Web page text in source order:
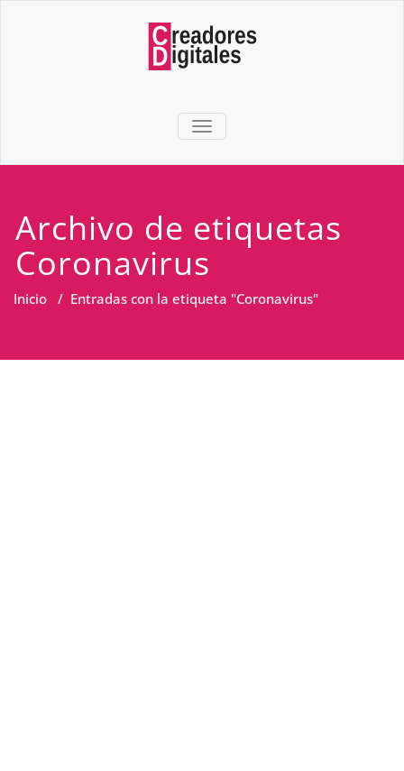
TOGGLE NAVIGATION
Archivo de etiquetas
Coronavirus
Inicio / Entradas con la etiqueta "Coronavirus"